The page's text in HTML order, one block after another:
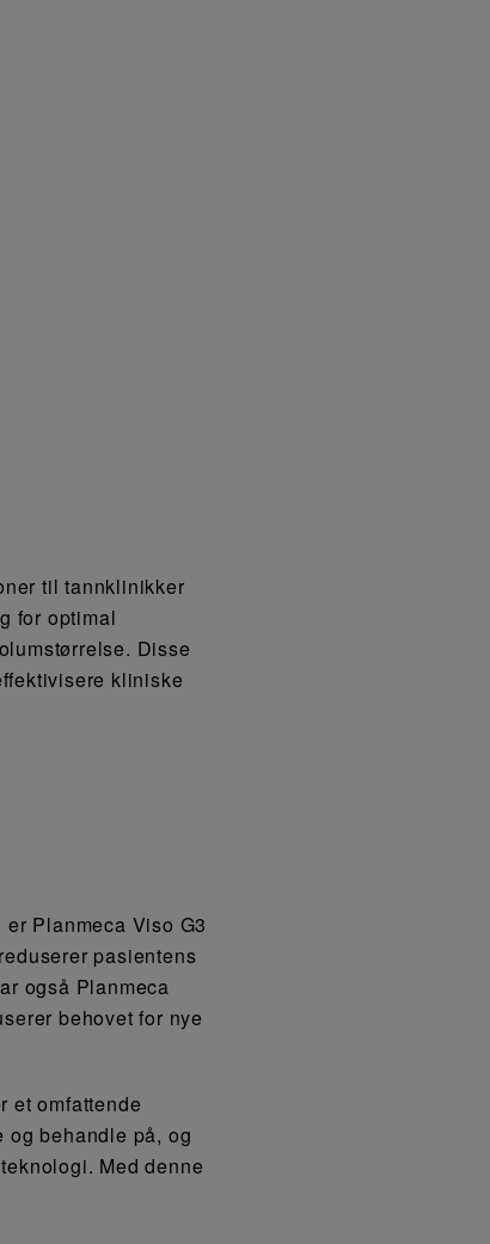
til tannklinikker
for optimal
Disse
kliniske
Planmeca Viso G3
pasientens
også Planmeca
behovet for nye
et omfattende
og behandle på, og
Med denne